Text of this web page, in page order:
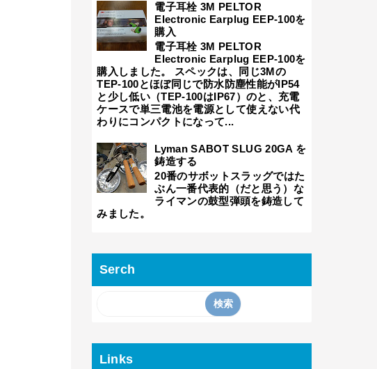
電子耳栓 3M PELTOR
Electronic Earplug EEP-100を
購入
電子耳栓 3M PELTOR
Electronic Earplug EEP-100を
購入しました。 スペックは、同じ3Mの
TEP-100とほぼ同じで防水防塵性能がIP54
と少し低い（TEP-100はIP67）のと、充電
ケースで単三電池を電源として使えない代
わりにコンパクトになって...
Lyman SABOT SLUG 20GA を
鋳造する
20番のサボットスラッグではた
ぶん一番代表的（だと思う）な
ライマンの鼓型弾頭を鋳造して
みました。
Serch
Links